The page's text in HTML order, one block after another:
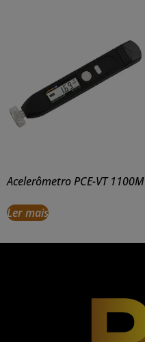
Acelerômetro PCE-VT 1100M
Ler mais